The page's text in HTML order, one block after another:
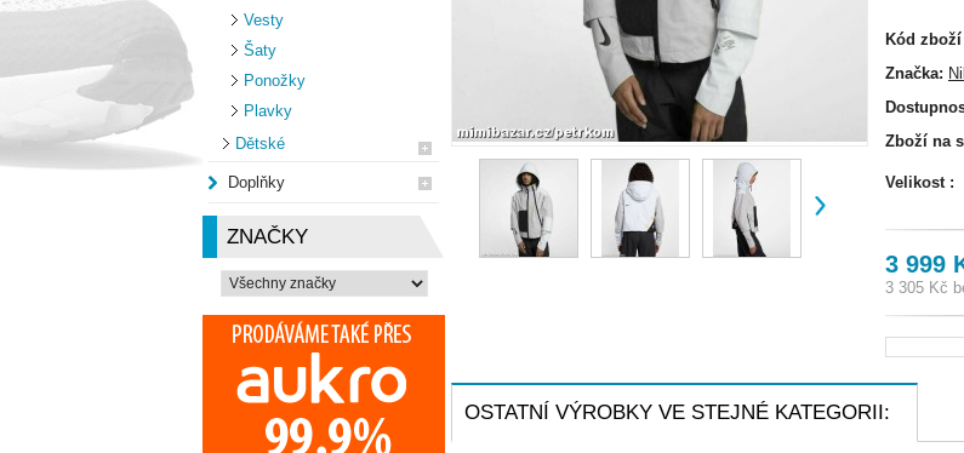
Vesty
Šaty
Ponožky
Plavky
Dětské
Doplňky
ZNAČKY
Kód zboží
Značka:
Zboží na
Velikost :
3 999
3 305 Kč
OSTATNÍ VÝROBKY VE STEJNÉ KATEGORII: